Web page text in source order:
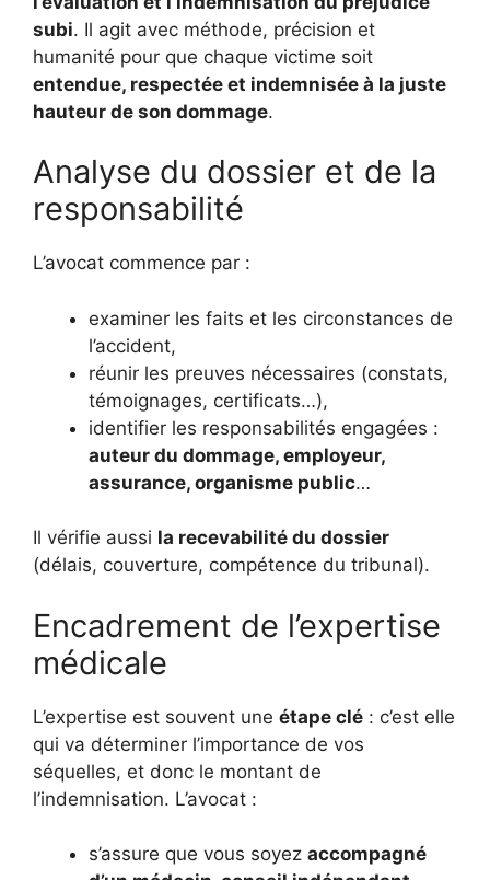
subi. Il agit avec méthode, précision et
humanité pour que chaque victime soit
entendue, respectée et indemnisée à la juste
hauteur de son dommage.
Analyse du dossier et de la
responsabilité
L’avocat commence par :
examiner les faits et les circonstances de
l’accident,
réunir les preuves nécessaires (constats,
témoignages, certificats…),
identifier les responsabilités engagées :
auteur du dommage, employeur,
assurance, organisme public…
Il vérifie aussi la recevabilité du dossier
(délais, couverture, compétence du tribunal).
Encadrement de l’expertise
médicale
L’expertise est souvent une étape clé : c’est elle
qui va déterminer l’importance de vos
séquelles, et donc le montant de
l’indemnisation. L’avocat :
s’assure que vous soyez accompagné